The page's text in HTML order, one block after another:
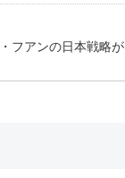
フアンの日本戦略が